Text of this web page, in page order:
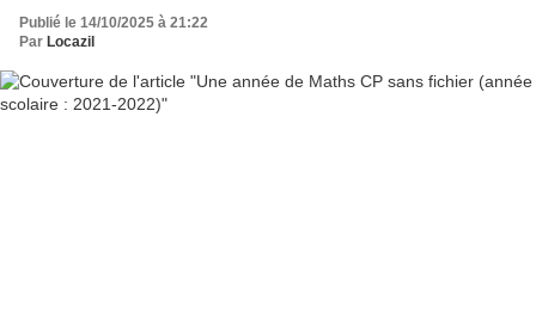
Publié le 14/10/2025 à 21:22
Par Locazil